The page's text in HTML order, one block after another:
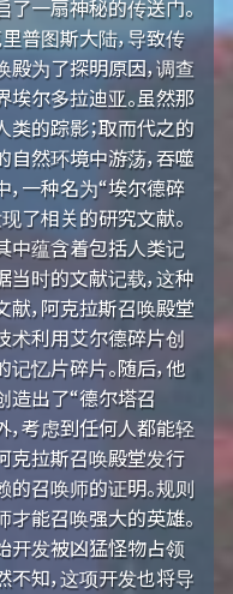
了一扇神秘的传送门。
普图斯大陆，导致传
殿为了探明原因，调查
埃尔多拉迪亚。虽然那
类的踪影；取而代之的
自然环境中游荡，吞噬
，一种名为“埃尔德碎
了相关的研究文献。
中蕴含着包括人类记
当时的文献记载，这种
献，阿克拉斯召唤殿堂
术利用艾尔德碎片创
忆片碎片。随后，他
造出了“德尔塔召
，考虑到任何人都能轻
克拉斯召唤殿堂发行
的召唤师的证明。规则
才能召唤强大的英雄。
开发被凶猛怪物占领
不知，这项开发也将导